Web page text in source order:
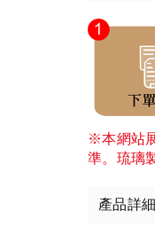
※本網站
準。琉璃
產品詳